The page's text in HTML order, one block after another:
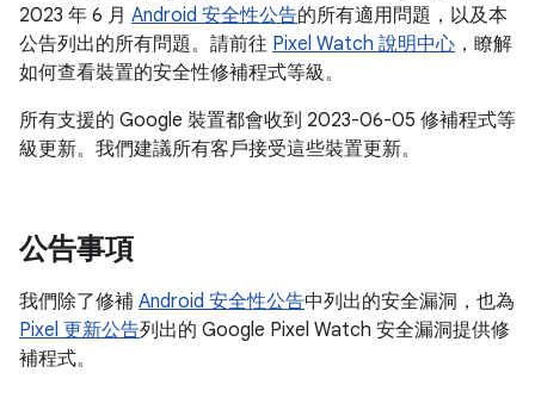
2023 年 6 月 Android 安全性公告的所有適用問題，以及本
公告列出的所有問題。請前往 Pixel Watch 說明中心 ，瞭解
如何查看裝置的安全性修補程式等級。
所有支援的 Google 裝置都會收到 2023-06-05 修補程式等
級更新。我們建議所有客戶接受這些裝置更新。
公告事項
我們除了修補 Android 安全性公告中列出的安全漏洞，也為
Pixel 更新公告列出的 Google Pixel Watch 安全漏洞提供修
補程式。